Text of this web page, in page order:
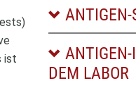
ist
ANTIGEN-
ANTIGEN-
DEM LABOR